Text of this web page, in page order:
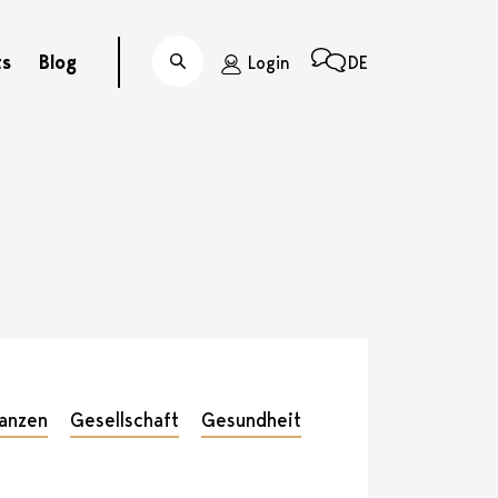
Blog Suche Login DE
Gesellschaft Gesundheit